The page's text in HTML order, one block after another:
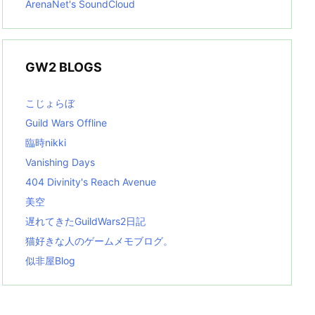
ArenaNet's SoundCloud
GW2 BLOGS
こじょらぼ
Guild Wars Offline
臨時nikki
Vanishing Days
404 Divinity's Reach Avenue
美空
遅れてきたGuildWars2日記
猫好きな人のゲームメモブログ。
似非屋Blog